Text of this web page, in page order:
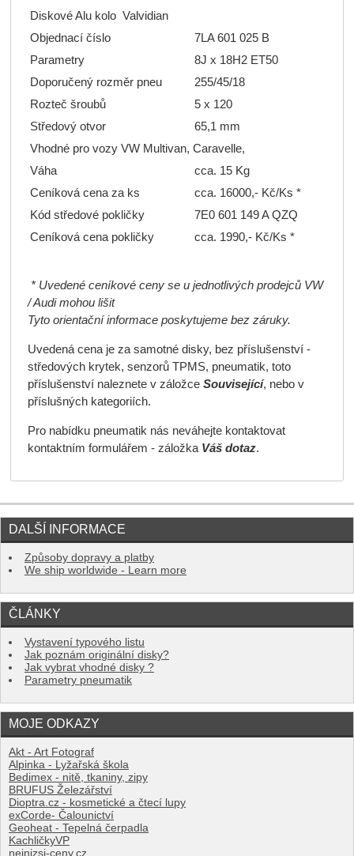
Diskové Alu kolo Valvidian
Objednací číslo
7LA 601 025 B
Parametry
8J x 18H2 ET50
Doporučený rozměr pneu
255/45/18
Rozteč šroubů
5 x 120
Středový otvor
65,1 mm
Vhodné pro vozy VW Multivan, Caravelle,
Váha
cca. 15 Kg
Ceníková cena za ks
cca. 16000,- Kč/Ks *
Kód středové pokličky
7E0 601 149 A QZQ
Ceníková cena pokličky
cca. 1990,- Kč/Ks *
* Uvedené ceníkové ceny se u jednotlivých prodejců VW
/ Audi mohou lišit
Tyto orientační informace poskytujeme bez záruky.
Uvedená cena je za samotné disky, bez příslušenství -
středových krytek, senzorů TPMS, pneumatik, toto
příslušenství naleznete v záložce Související, nebo v
příslušných kategoriích.
Pro nabídku pneumatik nás neváhejte kontaktovat
kontaktním formulářem - záložka Váš dotaz.
DALŠÍ INFORMACE
Způsoby dopravy a platby
We ship worldwide - Learn more
ČLÁNKY
Vystavení typového listu
Jak poznám originální disky?
Jak vybrat vhodné disky ?
Parametry pneumatik
MOJE ODKAZY
Akt - Art Fotograf
Alpinka - Lyžařská škola
Bedimex - nitě, tkaniny, zipy
BRUFUS Železářství
Dioptra.cz - kosmetické a čtecí lupy
exCorde- Čalounictví
Geoheat - Tepelná čerpadla
KachličkyVP
nejnizsi-ceny.cz